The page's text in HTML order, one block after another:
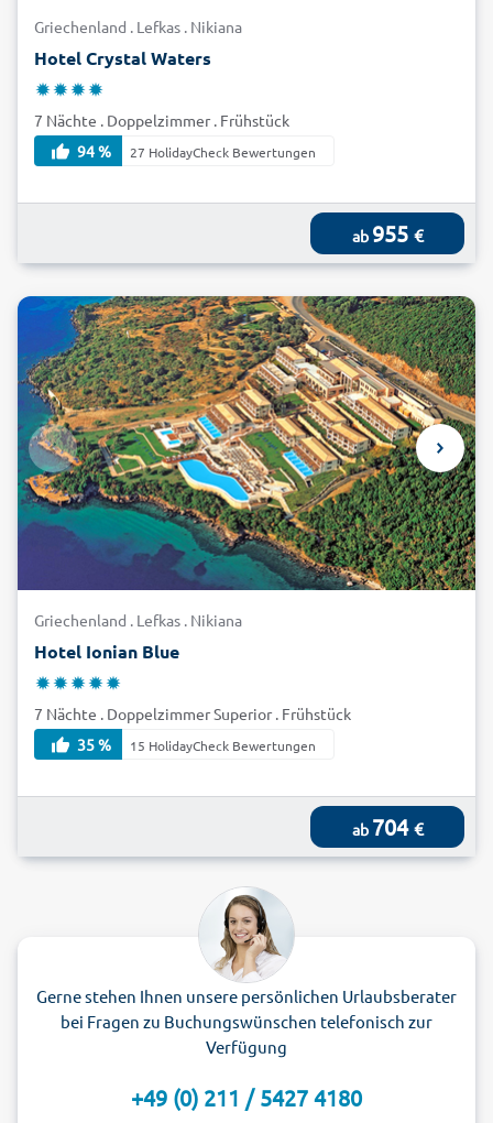
Griechenland . Lefkas . Nikiana
Hotel Crystal Waters
7 Nächte . Doppelzimmer . Frühstück
94 %
27 HolidayCheck Bewertungen
ab 955 €
Griechenland . Lefkas . Nikiana
Hotel Ionian Blue
7 Nächte . Doppelzimmer Superior . Frühstück
35 %
15 HolidayCheck Bewertungen
ab 704 €
Gerne stehen Ihnen unsere persönlichen Urlaubsberater
bei Fragen zu Buchungswünschen telefonisch zur
Verfügung
+49 (0) 211 / 5427 4180